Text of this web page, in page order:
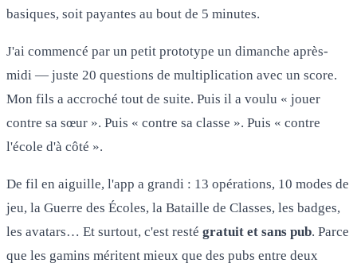
basiques, soit payantes au bout de 5 minutes.
J'ai commencé par un petit prototype un dimanche après-
midi — juste 20 questions de multiplication avec un score.
Mon fils a accroché tout de suite. Puis il a voulu « jouer
contre sa sœur ». Puis « contre sa classe ». Puis « contre
l'école d'à côté ».
De fil en aiguille, l'app a grandi : 13 opérations, 10 modes de
jeu, la Guerre des Écoles, la Bataille de Classes, les badges,
les avatars… Et surtout, c'est resté gratuit et sans pub. Parce
que les gamins méritent mieux que des pubs entre deux